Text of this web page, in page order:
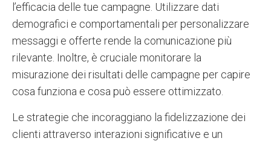
l’efficacia delle tue campagne. Utilizzare dati
demografici e comportamentali per personalizzare
messaggi e offerte rende la comunicazione più
rilevante. Inoltre, è cruciale monitorare la
misurazione dei risultati delle campagne per capire
cosa funziona e cosa può essere ottimizzato.
Le strategie che incoraggiano la fidelizzazione dei
clienti attraverso interazioni significative e un